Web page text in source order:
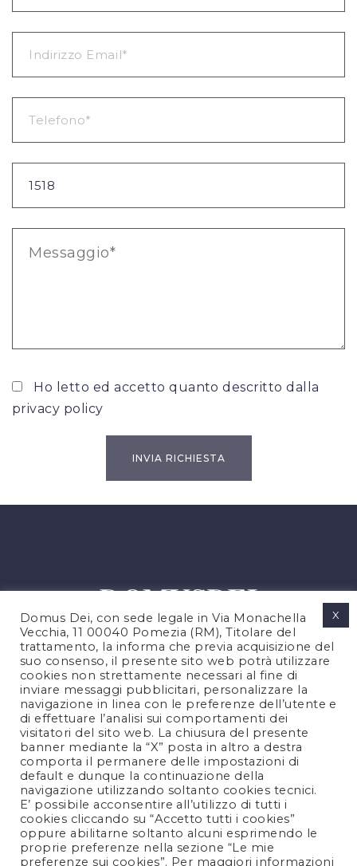
Ho letto ed accetto quanto descritto dalla
privacy policy
PRIVACY POLICY
COOKIES POLICY
NOTE LEGALI
CONTATTACI
FOLLOW US
Domus Dei, con sede legale in Via Monachella
Vecchia, 11 00040 Pomezia (RM), Titolare del
trattamento, la informa che previa acquisizione del
suo consenso, il presente sito web potrà utilizzare
cookies non strettamente necessari al fine di
inviare messaggi pubblicitari, personalizzare la
navigazione in linea con le preferenze dell’utente e
di effettuare l’analisi sui comportamenti dei
visitatori del sito web. La chiusura del presente
banner mediante la “X” posta in altro a destra
comporta il permanere delle impostazioni di
default e dunque la continuazione della
navigazione utilizzando soltanto cookies tecnici.
E’ possibile acconsentire all’utilizzo di tutti i
cookies cliccando su “Accetto tutti i cookies”
oppure abilitarne soltanto alcuni esprimendo le
proprie preferenze nella sezione “Le mie
preferenze sui cookies”. Per maggiori informazioni
X